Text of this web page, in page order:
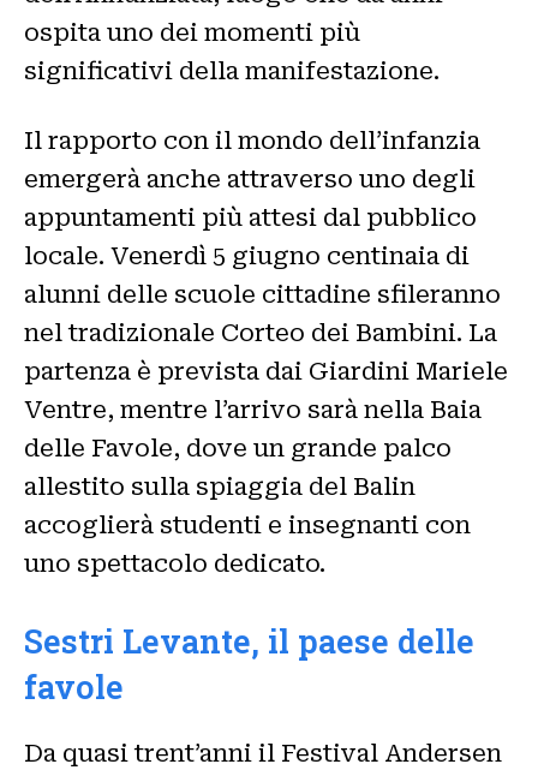
ospita uno dei momenti più
significativi della manifestazione.
Il rapporto con il mondo dell’infanzia
emergerà anche attraverso uno degli
appuntamenti più attesi dal pubblico
locale. Venerdì 5 giugno centinaia di
alunni delle scuole cittadine sfileranno
nel tradizionale Corteo dei Bambini. La
partenza è prevista dai Giardini Mariele
Ventre, mentre l’arrivo sarà nella Baia
delle Favole, dove un grande palco
allestito sulla spiaggia del Balin
accoglierà studenti e insegnanti con
uno spettacolo dedicato.
Sestri Levante, il paese delle
favole
Da quasi trent’anni il Festival Andersen